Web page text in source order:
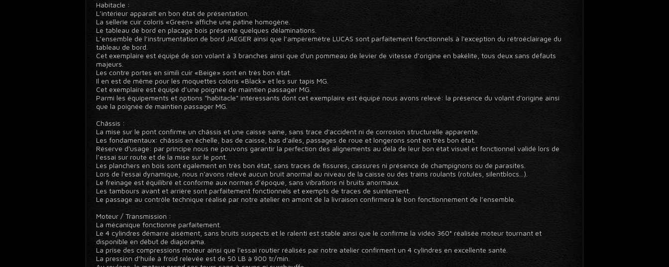
Habitacle :
L’intérieur apparaît en bon état de présentation.
La sellerie cuir coloris «Green» affiche une patine homogène.
Le tableau de bord en placage bois présente quelques délaminations.
L’ensemble de l’instrumentation de bord JAEGER ainsi que l’ampèremètre LUCAS sont parfaitement fonctionnels à l'exception du rétroéclairage du
tableau de bord.
Cet exemplaire est équipé de son volant à 3 branches ainsi que d'un pommeau de levier de vitesse d’origine en bakélite, tous deux sans défauts
majeurs.
Les contre portes en simili cuir «Beige» sont en très bon état.
Il en est de même pour les moquettes coloris «Black» et les sur tapis MG.
Cet exemplaire est équipé d’une poignée de maintien passager MG.
Parmi les équipements et options "habitacle" intéressants dont cet exemplaire est équipé nous avons relevé: la présence du volant d'origine ainsi
que la poignée de maintien passager MG.
Châssis :
La mise sur le pont confirme un châssis et une caisse saine, sans trace d'accident ni de corrosion structurelle apparente.
Les fondamentaux: châssis en échelle, bas de caisse, bas d'ailes, passages de roue et longerons sont en très bon état.
Réserve d'usage: par principe nous ne pouvons garantir la perfection des alignements au delà de leur bon état visuel et fonctionnel validé lors de
l’essai sur route et de la mise sur le pont.
Les planchers en bois sont également en très bon état, sans traces de fissures, cassures ni présence de champignons ou de parasites.
Lors de l'essai dynamique, nous n'avons relevé aucun bruit anormal au niveau de la caisse ou des trains roulants (rotules, silentblocs...).
Le freinage est équilibré et conforme aux normes d’époque, sans vibrations ni bruits anormaux.
Les tambours avant et arrière sont parfaitement fonctionnels et exempts de traces de suintement.
Le passage au contrôle technique réalisé par notre atelier en amont de la livraison confirmera le bon fonctionnement de l’ensemble.
Moteur / Transmission :
La mécanique fonctionne parfaitement.
Le 4 cylindres démarre aisément, sans bruits suspects et le ralenti est stable ainsi que le confirme la vidéo 360° réalisée moteur tournant et
disponible en début de diaporama.
La prise des compressions moteur ainsi que l'essai routier réalisés par notre atelier confirment un 4 cylindres en excellente santé.
La pression d’huile à froid relevée est de 50 LB à 900 tr/min.